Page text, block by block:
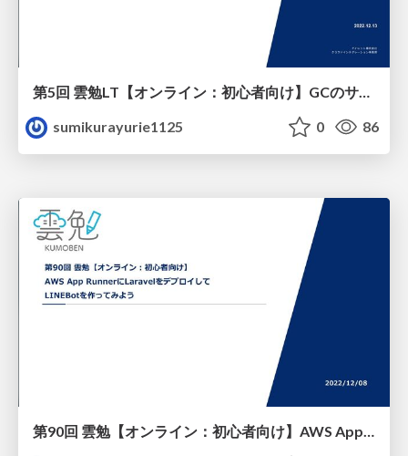
第5回 雲勉LT【オンライン：初心者向け】GCのサービスだけでCI_CDを構築してみよう
sumikurayurie1125
0 86
第90回 雲勉【オンライン：初心者向け】AWS App RunnerにLaravelをデプロイしてLINEBotを作ってみよう